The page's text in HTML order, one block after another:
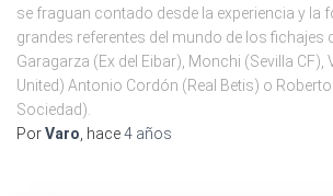
se fraguan contado desde la experiencia y la
grandes referentes del mundo de los fichajes
Garagarza (Ex del Eibar), Monchi (Sevilla CF),
United) Antonio Cordón (Real Betis) o Roberto
Sociedad).
PorVaro , hace4 años